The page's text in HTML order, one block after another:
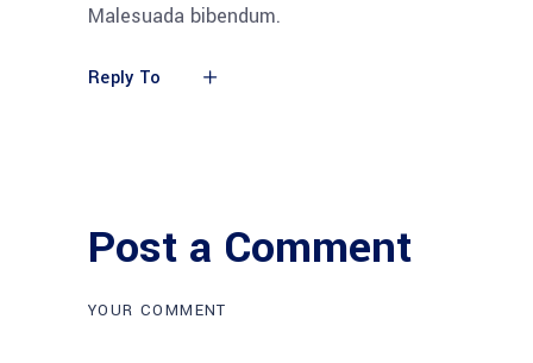
Malesuada bibendum.
Reply To
Post a Comment